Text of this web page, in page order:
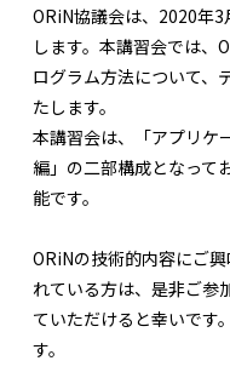
ORiN協議会は、2020年
します。本講習会では、
ログラム方法について、
たします。
本講習会は、「アプリケ
編」の二部構成となって
能です。
ORiNの技術的内容にご
れている方は、是非ご参
ていただけると幸いです
す。